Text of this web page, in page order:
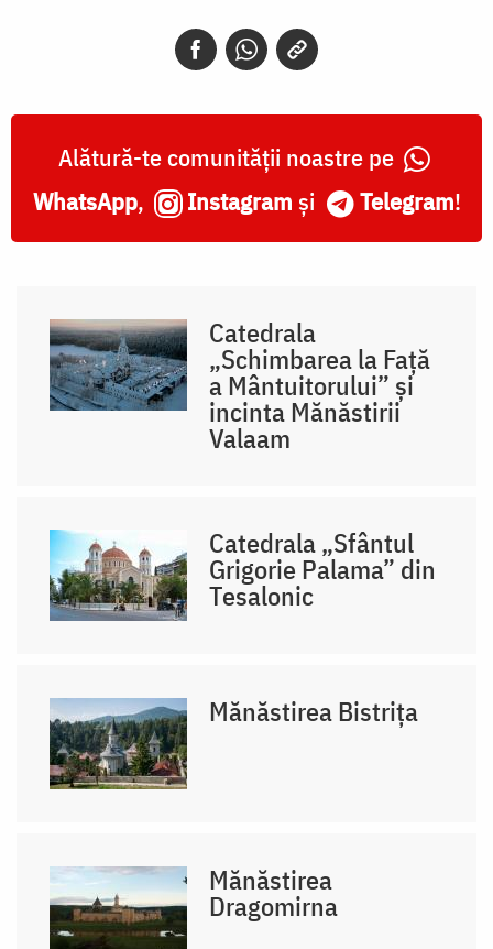
Alătură-te comunității noastre pe
WhatsApp, Instagram și Telegram!
Catedrala
„Schimbarea la Față
a Mântuitorului” și
incinta Mănăstirii
Valaam
Catedrala „Sfântul
Grigorie Palama” din
Tesalonic
Mănăstirea Bistrița
Mănăstirea
Dragomirna